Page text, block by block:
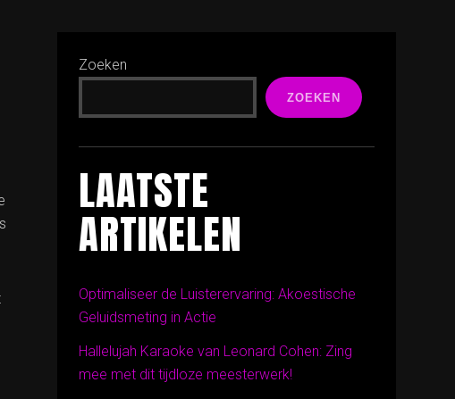
Zoeken
ZOEKEN
LAATSTE
ARTIKELEN
Optimaliseer de Luisterervaring: Akoestische
Geluidsmeting in Actie
Hallelujah Karaoke van Leonard Cohen: Zing
mee met dit tijdloze meesterwerk!